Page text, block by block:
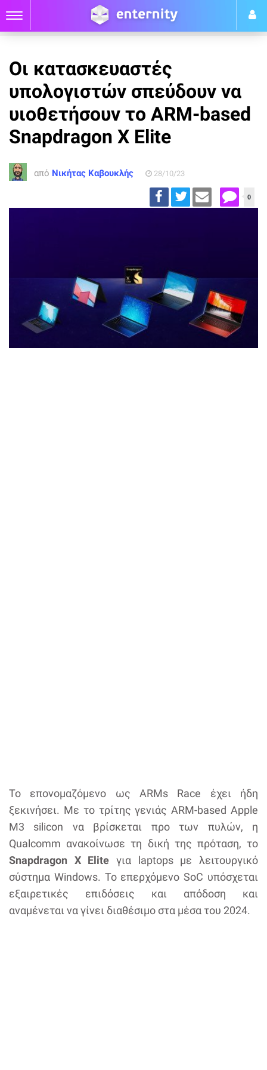
Οι κατασκευαστές
υπολογιστών σπεύδουν να
υιοθετήσουν το ARM-based
Snapdragon X Elite
από Νικήτας Καβουκλής 28/10/23
0
Το επονομαζόμενο ως ARMs Race έχει ήδη
ξεκινήσει. Με το τρίτης γενιάς ARM-based Apple
M3 silicon να βρίσκεται προ των πυλών, η
Qualcomm ανακοίνωσε τη δική της πρόταση, το
Snapdragon X Elite για laptops με λειτουργικό
σύστημα Windows. Το επερχόμενο SoC υπόσχεται
εξαιρετικές επιδόσεις και απόδοση και
αναμένεται να γίνει διαθέσιμο στα μέσα του 2024.